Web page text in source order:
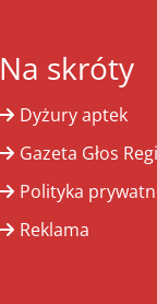
Na skróty
Dyżury aptek
Gazeta Głos
Polityka
Reklama